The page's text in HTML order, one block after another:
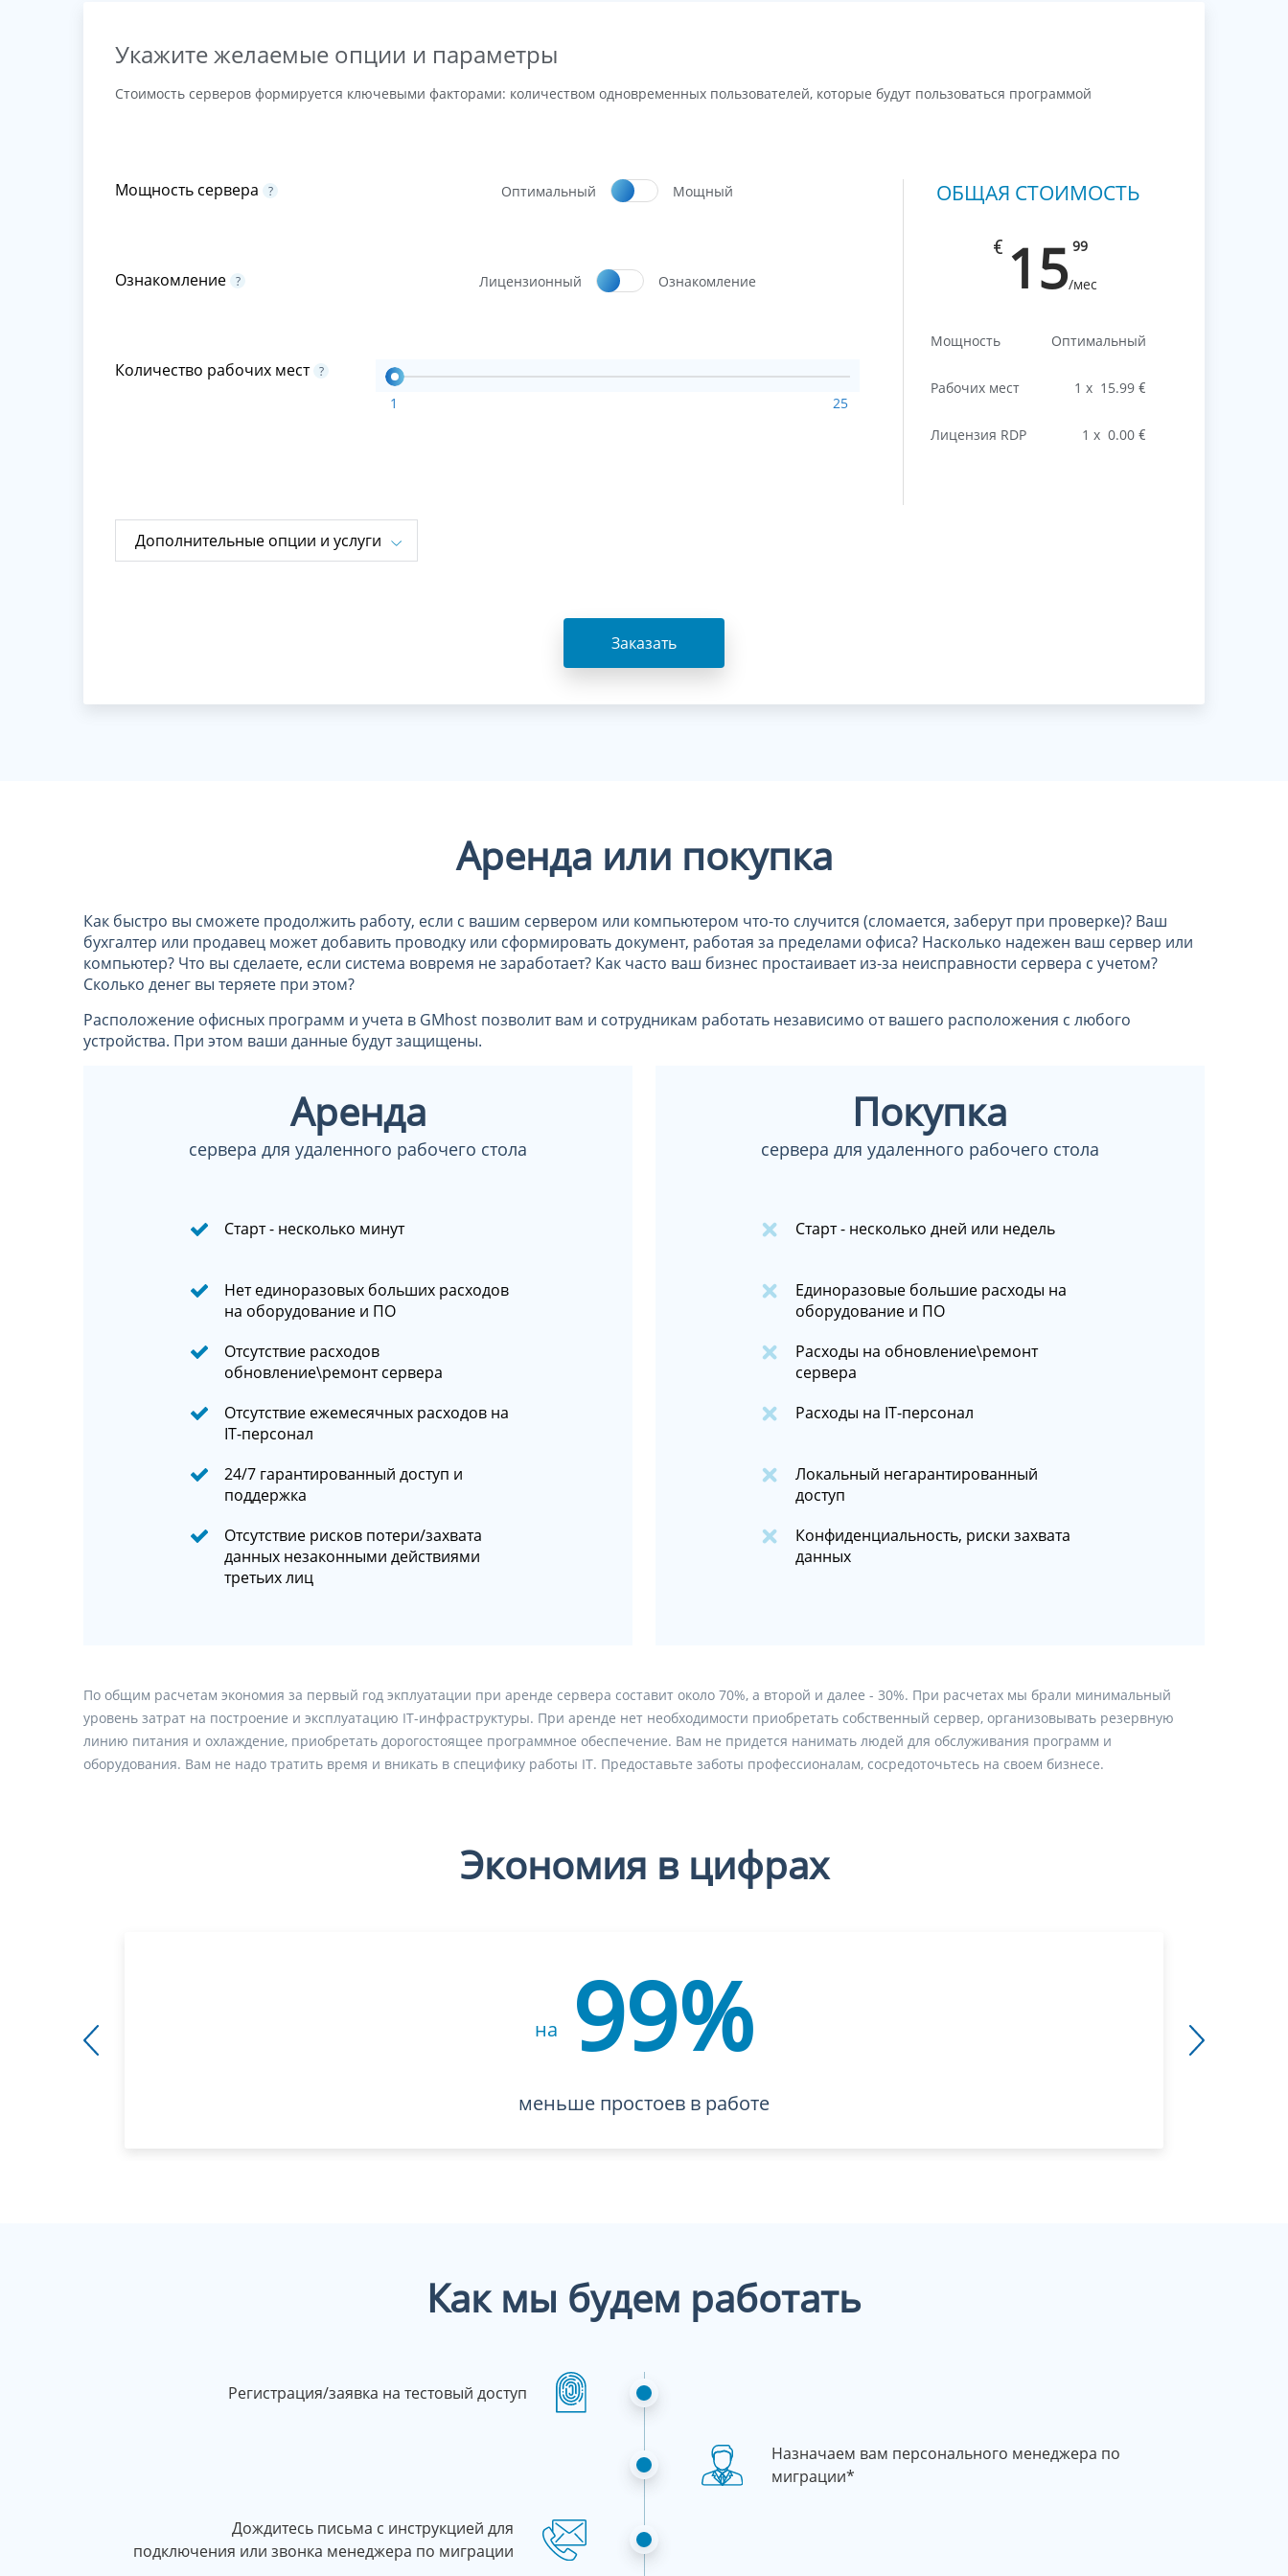
Укажите желаемые опции и параметры
Стоимость серверов формируется ключевыми факторами: количеством одновременных пользователей, которые будут пользоваться программой
Мощность сервера ? Оптимальный Мощный
Ознакомление ? Лицензионный Ознакомление
Количество рабочих мест ?
1 25
ОБЩАЯ СТОИМОСТЬ
€ 15 99
/мес
Мощность Оптимальный
Рабочих мест 1 х 15.99 €
Лицензия RDP 1 х 0.00 €
Дополнительные опции и услуги
Заказать
Аренда или покупка
Как быстро вы сможете продолжить работу, если с вашим сервером или компьютером что-то случится (сломается, заберут при проверке)? Ваш
бухгалтер или продавец может добавить проводку или сформировать документ, работая за пределами офиса? Насколько надежен ваш сервер или
компьютер? Что вы сделаете, если система вовремя не заработает? Как часто ваш бизнес простаивает из-за неисправности сервера с учетом?
Сколько денег вы теряете при этом?
Расположение офисных программ и учета в GMhost позволит вам и сотрудникам работать независимо от вашего расположения с любого
устройства. При этом ваши данные будут защищены.
Аренда
сервера для удаленного рабочего стола
Старт - несколько минут
Нет единоразовых больших расходов
на оборудование и ПО
Отсутствие расходов
обновление\ремонт сервера
Отсутствие ежемесячных расходов на
IT-персонал
24/7 гарантированный доступ и
поддержка
Отсутствие рисков потери/захвата
данных незаконными действиями
третьих лиц
Покупка
сервера для удаленного рабочего стола
Старт - несколько дней или недель
Единоразовые большие расходы на
оборудование и ПО
Расходы на обновление\ремонт
сервера
Расходы на IT-персонал
Локальный негарантированный
доступ
Конфиденциальность, риски захвата
данных
По общим расчетам экономия за первый год экплуатации при аренде сервера составит около 70%, а второй и далее - 30%. При расчетах мы брали минимальный
уровень затрат на построение и эксплуатацию IT-инфраструктуры. При аренде нет необходимости приобретать собственный сервер, организовывать резервную
линию питания и охлаждение, приобретать дорогостоящее программное обеспечение. Вам не придется нанимать людей для обслуживания программ и
оборудования. Вам не надо тратить время и вникать в специфику работы IT. Предоставьте заботы профессионалам, сосредоточьтесь на своем бизнесе.
Экономия в цифрах
на 99%
меньше простоев в работе
Как мы будем работать
Регистрация/заявка на тестовый доступ
Назначаем вам персонального менеджера по
миграции*
Дождитесь письма с инструкцией для
подключения или звонка менеджера по миграции